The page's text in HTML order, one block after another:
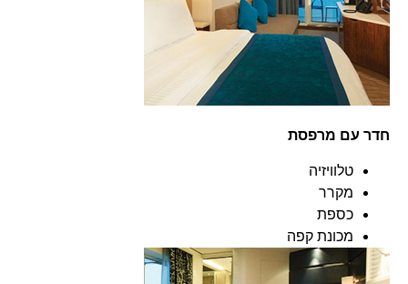
חדר עם מרפסת
טלוויזיה
מקרר
כספת
מכונת קפה